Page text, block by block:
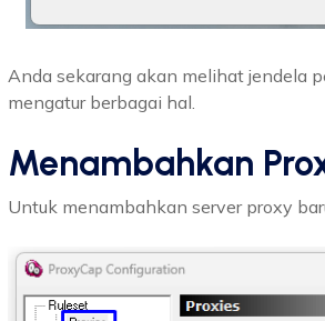
Anda sekarang akan melihat jendela
mengatur berbagai hal.
Menambahkan
Untuk menambahkan server proxy